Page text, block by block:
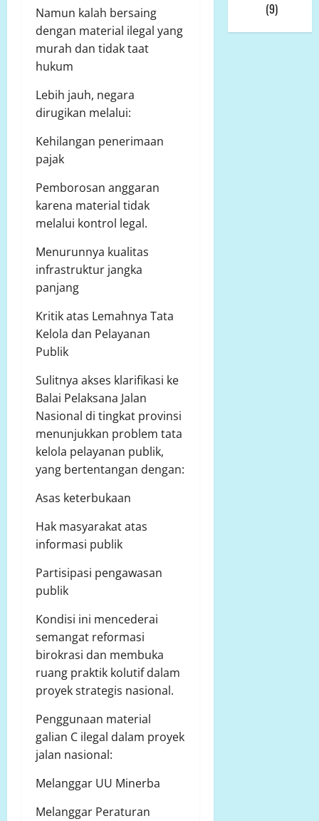
Namun kalah bersaing
dengan material ilegal yang
murah dan tidak taat
hukum
Lebih jauh, negara
dirugikan melalui:
Kehilangan penerimaan
pajak
Pemborosan anggaran
karena material tidak
melalui kontrol legal.
Menurunnya kualitas
infrastruktur jangka
panjang
Kritik atas Lemahnya Tata
Kelola dan Pelayanan
Publik
Sulitnya akses klarifikasi ke
Balai Pelaksana Jalan
Nasional di tingkat provinsi
menunjukkan problem tata
kelola pelayanan publik,
yang bertentangan dengan:
Asas keterbukaan
Hak masyarakat atas
informasi publik
Partisipasi pengawasan
publik
Kondisi ini mencederai
semangat reformasi
birokrasi dan membuka
ruang praktik kolutif dalam
proyek strategis nasional.
Penggunaan material
galian C ilegal dalam proyek
jalan nasional:
Melanggar UU Minerba
Melanggar Peraturan
(9)